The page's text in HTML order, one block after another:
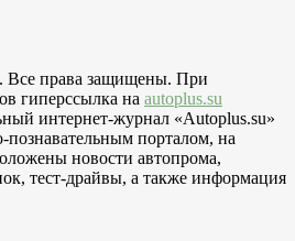
Все права защищены. При
гиперссылка на autoplus.su
интернет-журнал «Autoplus.su»
порталом, на
новости автопрома,
тест-драйвы, а также информация